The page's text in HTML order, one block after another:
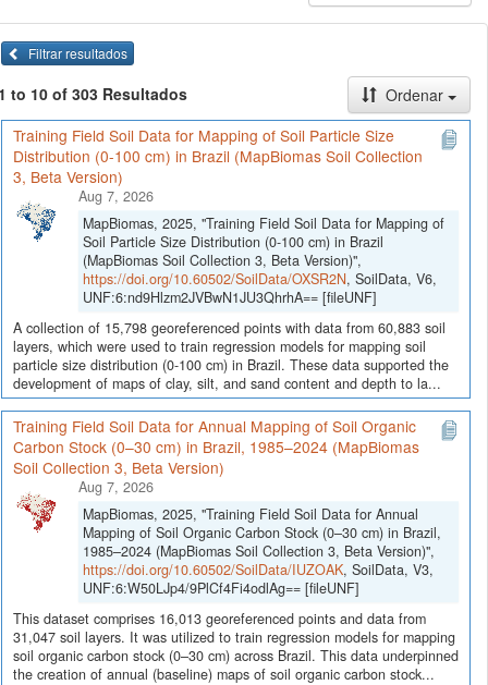
Filtrar resultados
to 10 of 303 Resultados
Ordenar
Training Field Soil Data for Mapping of Soil Particle Size
Distribution (0-100 cm) in Brazil (MapBiomas Soil Collection
3, Beta Version)
Aug 7, 2026
MapBiomas, 2025, "Training Field Soil Data for Mapping of
Soil Particle Size Distribution (0-100 cm) in Brazil
(MapBiomas Soil Collection 3, Beta Version)",
https://doi.org/10.60502/SoilData/OXSR2N, SoilData, V6,
UNF:6:nd9Hlzm2JVBwN1JU3QhrhA== [fileUNF]
A collection of 15,798 georeferenced points with data from 60,883 soil
layers, which were used to train regression models for mapping soil
particle size distribution (0-100 cm) in Brazil. These data supported the
development of maps of clay, silt, and sand content and depth to la...
Training Field Soil Data for Annual Mapping of Soil Organic
Carbon Stock (0–30 cm) in Brazil, 1985–2024 (MapBiomas
Soil Collection 3, Beta Version)
Aug 7, 2026
MapBiomas, 2025, "Training Field Soil Data for Annual
Mapping of Soil Organic Carbon Stock (0–30 cm) in Brazil,
1985–2024 (MapBiomas Soil Collection 3, Beta Version)",
https://doi.org/10.60502/SoilData/IUZOAK, SoilData, V3,
UNF:6:W50LJp4/9PlCf4Fi4odlAg== [fileUNF]
This dataset comprises 16,013 georeferenced points and data from
31,047 soil layers. It was utilized to train regression models for mapping
soil organic carbon stock (0–30 cm) across Brazil. This data underpinned
the creation of annual (baseline) maps of soil organic carbon stock...